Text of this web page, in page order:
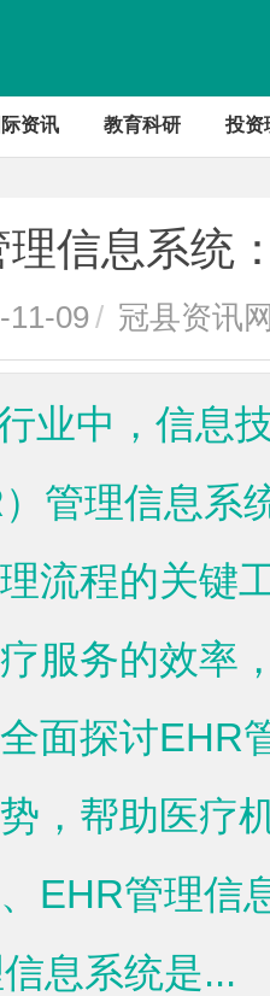
际资讯 教育科研 投资
理信息系统
11-09 / 冠县资讯
业中，信息
管理信息系
流程的关键
服务的效率
面探讨EHR
，帮助医疗
EHR管理信
信息系统是...